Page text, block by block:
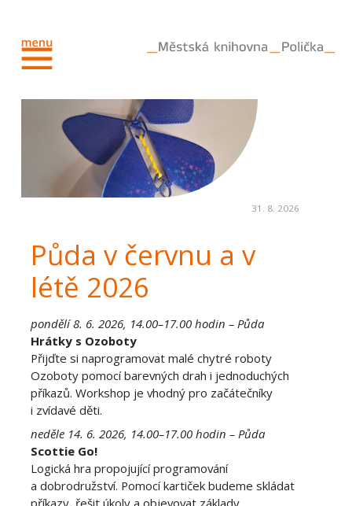
31. 8. 2026
Půda v červnu a v
létě 2026
pondělí 8. 6. 2026, 14.00–17.00 hodin – Půda
Hrátky s Ozoboty
Přijďte si naprogramovat malé chytré roboty
Ozoboty pomocí barevných drah i jednoduchých
příkazů. Workshop je vhodný pro začátečníky
i zvídavé děti.
neděle 14. 6. 2026, 14.00–17.00 hodin – Půda
Scottie Go!
Logická hra propojující programování
a dobrodružství. Pomocí kartiček budeme skládat